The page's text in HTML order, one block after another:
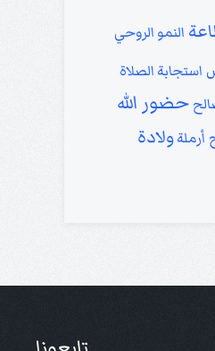
النمو الروحي
استجابة الصلاة
حضور الله
أرملةولادة